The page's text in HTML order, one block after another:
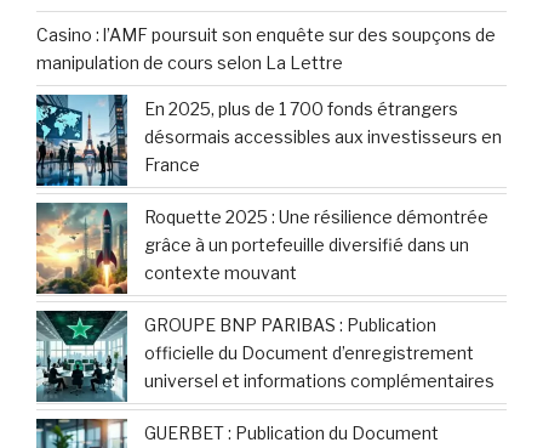
Casino : l’AMF poursuit son enquête sur des soupçons de
manipulation de cours selon La Lettre
En 2025, plus de 1 700 fonds étrangers
désormais accessibles aux investisseurs en
France
Roquette 2025 : Une résilience démontrée
grâce à un portefeuille diversifié dans un
contexte mouvant
GROUPE BNP PARIBAS : Publication
officielle du Document d’enregistrement
universel et informations complémentaires
GUERBET : Publication du Document